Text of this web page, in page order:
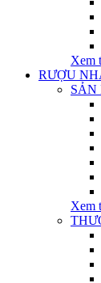
Xem
RƯỢU
SẢN
Xem